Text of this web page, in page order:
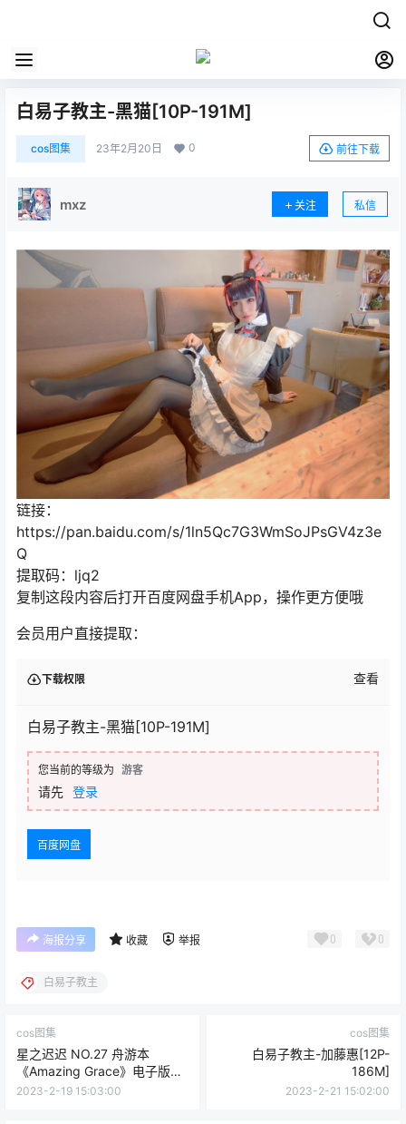
白易子教主-黑猫[10P-191M]
cos图集 23年2月20日 0 前往下载
mxz 关注 私信
链接：
https://pan.baidu.com/s/1ln5Qc7G3WmSoJPsGV4z3e
Q
提取码：ljq2
复制这段内容后打开百度网盘手机App，操作更方便哦
会员用户直接提取：
下载权限 查看
白易子教主-黑猫[10P-191M]
您当前的等级为 游客
请先 登录
百度网盘
海报分享 收藏 举报 0 0
白易子教主
cos图集
星之迟迟 NO.27 舟游本
《Amazing Grace》电子版
[150P-673M]
2023-2-19 15:03:00
cos图集
白易子教主-加藤惠[12P-
186M]
2023-2-21 15:02:00